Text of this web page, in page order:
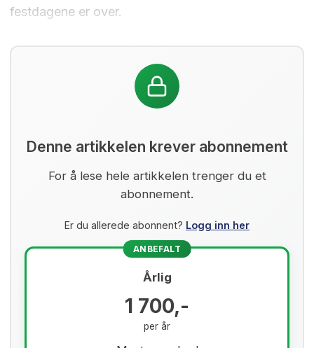
festdagene er over.
Denne artikkelen krever abonnement
For å lese hele artikkelen trenger du et
abonnement.
Er du allerede abonnent? Logg inn her
ANBEFALT
Årlig
1 700,-
per år